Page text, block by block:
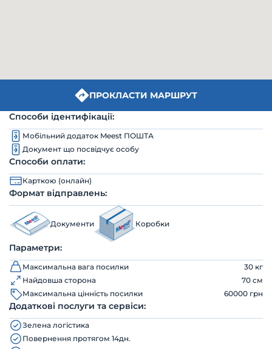
ПРОКЛАСТИ МАРШРУТ
Способи ідентифікації:
Мобільний додаток Meest ПОШТА
Документ що посвідчує особу
Способи оплати:
Карткою (онлайн)
Формат відправлень:
Документи Коробки
Параметри:
Максимальна вага посилки
30 кг
Найдовша сторона
70 см
Максимальна цінність посилки
60000 грн
Додаткові послуги та сервіси:
Зелена логістика
Повернення протягом 14дн.